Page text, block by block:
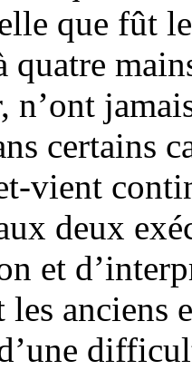
que fût
quatre
n’ont
certains
vient
deux
et
anciens